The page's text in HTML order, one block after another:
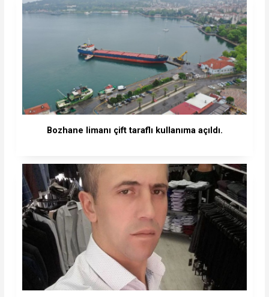
Bozhane limanı çift taraflı kullanıma açıldı.